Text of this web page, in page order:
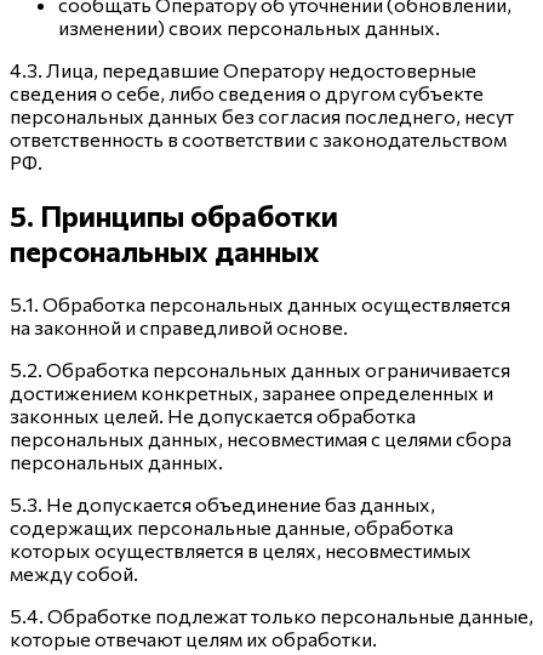
изменении) своих персональных данных.
4.3. Лица, передавшие Оператору недостоверные
сведения о себе, либо сведения о другом субъекте
персональных данных без согласия последнего, несут
ответственность в соответствии с законодательством
РФ.
5. Принципы обработки
персональных данных
5.1. Обработка персональных данных осуществляется
на законной и справедливой основе.
5.2. Обработка персональных данных ограничивается
достижением конкретных, заранее определенных и
законных целей. Не допускается обработка
персональных данных, несовместимая с целями сбора
персональных данных.
5.3. Не допускается объединение баз данных,
содержащих персональные данные, обработка
которых осуществляется в целях, несовместимых
между собой.
5.4. Обработке подлежат только персональные данные,
которые отвечают целям их обработки.